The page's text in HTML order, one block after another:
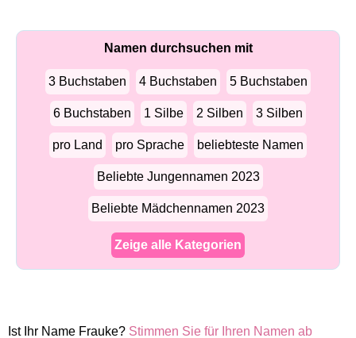
Namen durchsuchen mit
3 Buchstaben 4 Buchstaben 5 Buchstaben
6 Buchstaben 1 Silbe 2 Silben 3 Silben
pro Land pro Sprache beliebteste Namen
Beliebte Jungennamen 2023
Beliebte Mädchennamen 2023
Zeige alle Kategorien
Ist Ihr Name Frauke? Stimmen Sie für Ihren Namen ab